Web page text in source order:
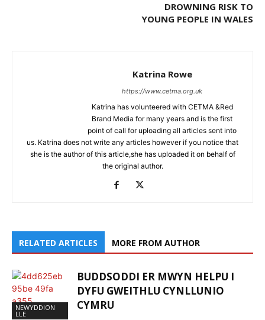
DROWNING RISK TO
YOUNG PEOPLE IN WALES
Katrina Rowe
https://www.cetma.org.uk
Katrina has volunteered with CETMA &Red
Brand Media for many years and is the first
point of call for uploading all articles sent into
us. Katrina does not write any articles however if you notice that
she is the author of this article,she has uploaded it on behalf of
the original author.
RELATED ARTICLES MORE FROM AUTHOR
NEWYDDION
LLE
BUDDSODDI ER MWYN HELPU I
DYFU GWEITHLU CYNLLUNIO
CYMRU